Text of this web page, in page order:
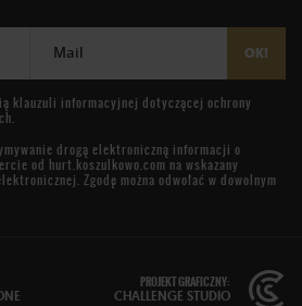
Mail OK!
klauzuli informacyjnej dotyczącej ochrony
drogą elektroniczną informacji o
od hurt.koszulkowo.com na wskazany
Zgodę można odwołać w dowolnym
PROJEKT GRAFICZNY:
CHALLENGE STUDIO